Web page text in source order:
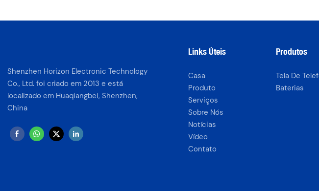
Shenzhen Horizon Electronic Technology
Co., Ltd. foi criado em 2013 e está
localizado em Huaqiangbei, Shenzhen,
China
Links Úteis
Casa
Produto
Serviços
Sobre Nós
Notícias
Vídeo
Contato
Produtos
Tela De
Baterias